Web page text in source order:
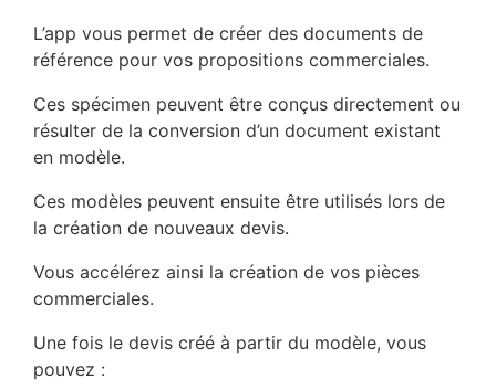
L’app vous permet de créer des documents de
référence pour vos propositions commerciales.
Ces spécimen peuvent être conçus directement ou
résulter de la conversion d’un document existant
en modèle.
Ces modèles peuvent ensuite être utilisés lors de
la création de nouveaux devis.
Vous accélérez ainsi la création de vos pièces
commerciales.
Une fois le devis créé à partir du modèle, vous
pouvez :